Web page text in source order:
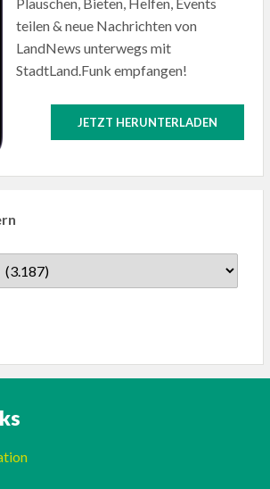
teilen & neue Nachrichten von
LandNews unterwegs mit
StadtLand.Funk empfangen!
JETZT HERUNTERLADEN